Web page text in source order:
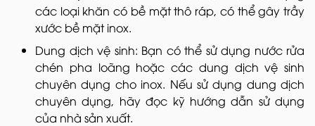
các loại khăn có bề mặt thô ráp, có thể gây trầy
xước bề mặt inox.
Dung dịch vệ sinh: Bạn có thể sử dụng nước rửa
chén pha loãng hoặc các dung dịch vệ sinh
chuyên dụng cho inox. Nếu sử dụng dung dịch
chuyên dụng, hãy đọc kỹ hướng dẫn sử dụng
của nhà sản xuất.